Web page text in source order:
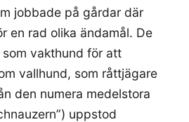
jobbade på gårdar där
en rad olika ändamål. De
vakthund för att
vallhund, som råttjägare
den numera medelstora
uppstod